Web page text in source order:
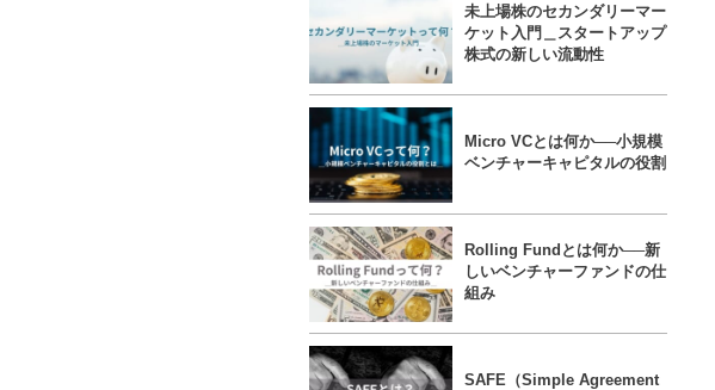
未上場株のセカンダリーマー
ケット入門＿スタートアップ
株式の新しい流動性
Micro VCとは何か──小規模
ベンチャーキャピタルの役割
Rolling Fundとは何か──新
しいベンチャーファンドの仕
組み
SAFE（Simple Agreement